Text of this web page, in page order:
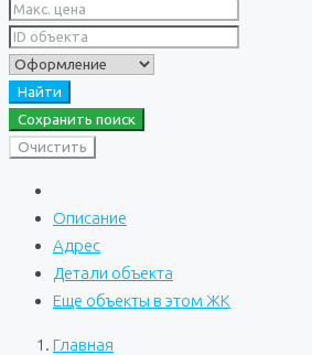
Найти
Сохранить поиск
Очистить
Описание
Адрес
Детали объекта
Еще объекты в этом ЖК
Главная